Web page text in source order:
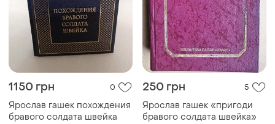
1150 грн 0
Ярослав гашек похождения
бравого солдата швейка
250 грн 5
Ярослав гашек «пригоди
бравого солдата швейка»